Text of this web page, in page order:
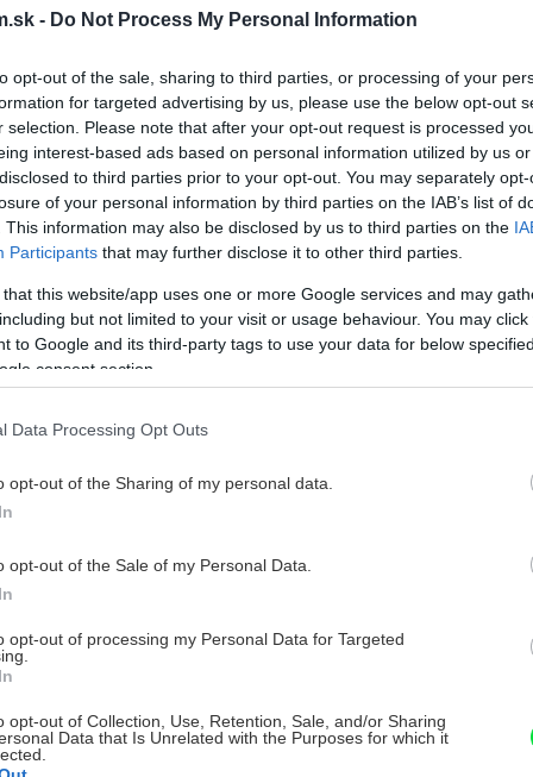
- Do Not Process My Personal Information
opt-out of the sale, sharing to third parties, or processing of your
for targeted advertising by us, please use the below opt-out
selection. Please note that after your opt-out request is processed
interest-based ads based on personal information utilized by us
to third parties prior to your opt-out. You may separately
of your personal information by third parties on the IAB’s list of
This information may also be disclosed by us to third parties on the
Participants that may further disclose it to other third parties.
that this website/app uses one or more Google services and may
but not limited to your visit or usage behaviour. You may
to Google and its third-party tags to use your data for below
consent section.
Data Processing Opt Outs
opt-out of the Sharing of my personal data.
opt-out of the Sale of my Personal Data.
opt-out of processing my Personal Data for Targeted
opt-out of Collection, Use, Retention, Sale, and/or Sharing
Data that Is Unrelated with the Purposes for which it
skla,
si druhy, ktoré vyžadujú približne
udržiavať vodu,
vysušte. Vytvorte si predstavu, ako
budú odvodňovacou vrstvou. Okrem